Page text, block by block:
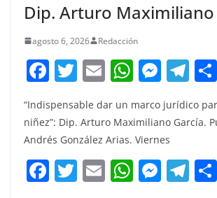
Dip. Arturo Maximiliano
agosto 6, 2026 Redacción
F
c
e
b
o
T
w
itt
er
E
ai
l
W
at
s
A
p
M
e
ss
e
n
g
T
e
a
m
“Indispensable dar un marco jurídico
niñez”: Dip. Arturo Maximiliano García.
Andrés González Arias. Viernes
F T E W M T